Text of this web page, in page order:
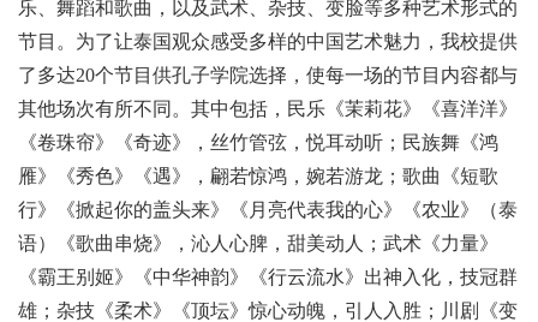
乐、舞蹈和歌曲，以及武术、杂技、变脸等多种艺术形式的
节目。为了让泰国观众感受多样的中国艺术魅力，我校提供
了多达20个节目供孔子学院选择，使每一场的节目内容都与
其他场次有所不同。其中包括，民乐《茉莉花》《喜洋洋》
《卷珠帘》《奇迹》，丝竹管弦，悦耳动听；民族舞《鸿
雁》《秀色》《遇》，翩若惊鸿，婉若游龙；歌曲《短歌
行》《掀起你的盖头来》《月亮代表我的心》《农业》（泰
语）《歌曲串烧》，沁人心脾，甜美动人；武术《力量》
《霸王别姬》《中华神韵》《行云流水》出神入化，技冠群
雄；杂技《柔术》《顶坛》惊心动魄，引人入胜；川剧《变